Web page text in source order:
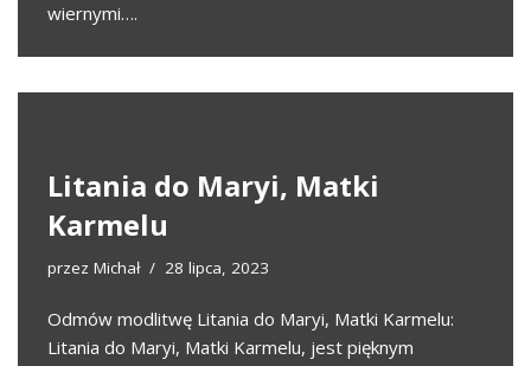
wiernymi….
Litania do Maryi, Matki
Karmelu
przez Michał 28 lipca, 2023
Odmów modlitwę Litania do Maryi, Matki Karmelu:
Litania do Maryi, Matki Karmelu, jest pięknym